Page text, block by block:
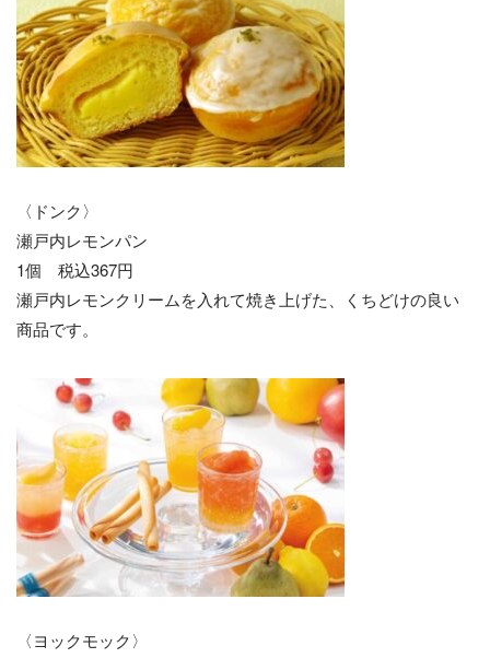
〈ドンク〉
瀬戸内レモンパン
1個 税込367円
瀬戸内レモンクリームを入れて焼き上げた、くちどけの良い
商品です。
〈ヨックモック〉